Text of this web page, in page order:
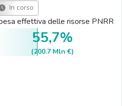
In corso
effettiva delle risorse PNRR
55,7%
(200.7 Mln €)